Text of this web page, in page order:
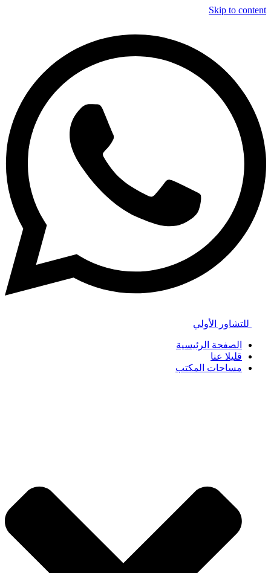
Skip to content
للتشاور الأولي
الصفحة الرئيسية
قليلا عنا
مساحات المكتب